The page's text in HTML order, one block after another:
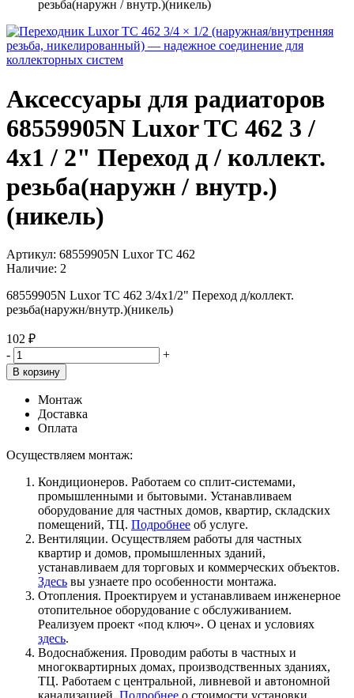
резьба(наружн / внутр.)(никель)
Аксессуары для радиаторов
68559905N Luxor TC 462 3 /
4x1 / 2" Переход д / коллект.
резьба(наружн / внутр.)
(никель)
Артикул: 68559905N Luxor TC 462
Наличие: 2
68559905N Luxor TC 462 3/4x1/2" Переход д/коллект.
резьба(наружн/внутр.)(никель)
102 ₽
-
+
В корзину
Монтаж
Доставка
Оплата
Осуществляем монтаж:
Кондиционеров. Работаем со сплит-системами,
промышленными и бытовыми. Устанавливаем
оборудование для частных домов, квартир, складских
помещений, ТЦ. Подробнее об услуге.
Вентиляции. Осуществляем работы для частных
квартир и домов, промышленных зданий,
устанавливаем для торговых и коммерческих объектов.
Здесь вы узнаете про особенности монтажа.
Отопления. Проектируем и устанавливаем инженерное
отопительное оборудование с обслуживанием.
Реализуем проект «под ключ». О ценах и условиях
здесь.
Водоснабжения. Проводим работы в частных и
многоквартирных домах, производственных зданиях,
ТЦ. Работаем с центральной, ливневой и автономной